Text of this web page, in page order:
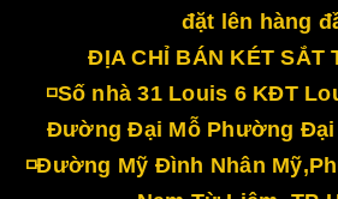
đặt lên hàng
ĐỊA CHỈ BÁN KÉT SẮT
◽Số nhà 31 Louis 6 KĐT
Đường Đại Mỗ Phường Đại
◽Đường Mỹ Đình Nhân